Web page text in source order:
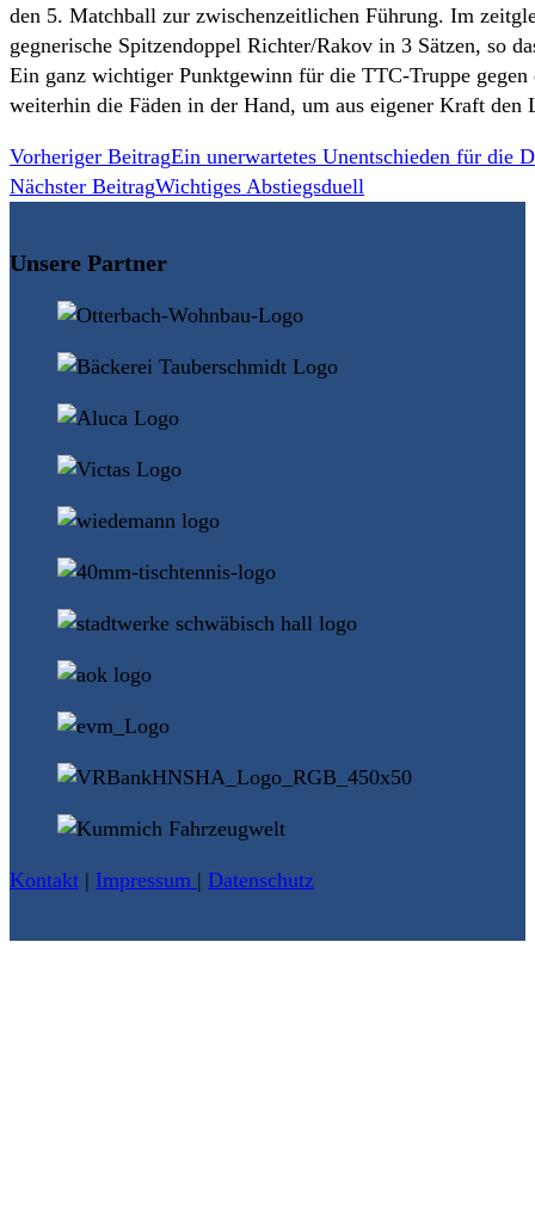
den 5. Matchball zur zwischenzeitlichen Führung. Im
gegnerische Spitzendoppel Richter/Rakov in 3 Sätzen, so
Ein ganz wichtiger Punktgewinn für die TTC-Truppe
weiterhin die Fäden in der Hand, um aus eigener Kraft
Weitere
Artikel
Vorheriger BeitragEin unerwartetes Unentschieden für die
Nächster BeitragWichtiges Abstiegsduell
Unsere Partner
Kontakt | Impressum | Datenschutz